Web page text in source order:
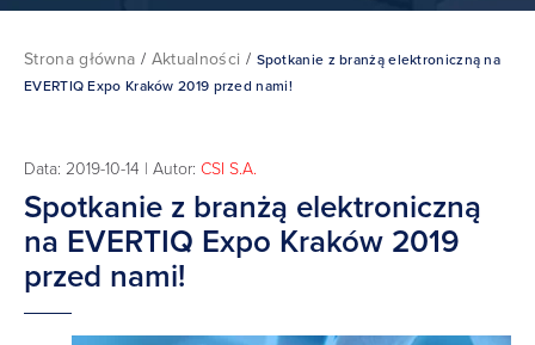
Strona główna / Aktualności / Spotkanie z branżą elektroniczną na
EVERTIQ Expo Kraków 2019 przed nami!
Data: 2019-10-14 | Autor: CSI S.A.
Spotkanie z branżą elektroniczną
na EVERTIQ Expo Kraków 2019
przed nami!